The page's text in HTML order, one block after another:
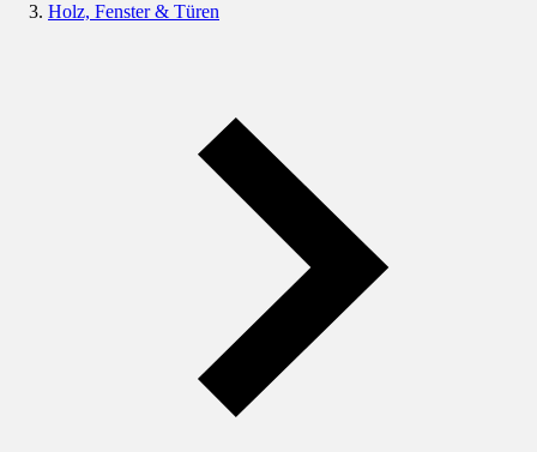
Holz, Fenster & Türen